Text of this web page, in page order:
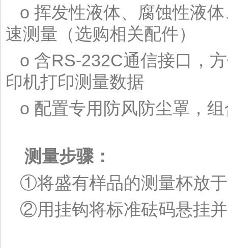
o 挥发性液体、腐蚀性液
速测量（选购相关配件）
o 含RS-232C通信接口，
印机打印测量数据
o 配置专用防风防尘罩，
测量步骤：
①将盛有样品的测量杯放
②用挂钩将标准砝码悬挂